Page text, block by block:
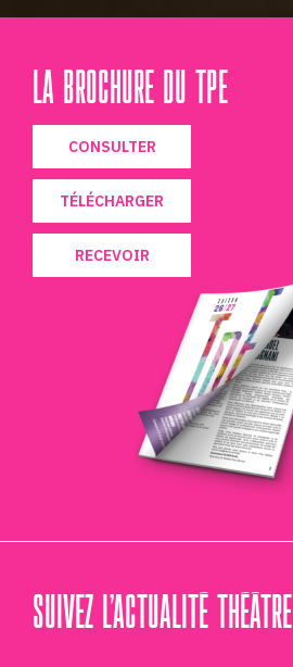
LA BROCHURE DU TPE
CONSULTER
TÉLÉCHARGER
RECEVOIR
SUIVEZ L’ACTUALITÉ THÉÂTRE